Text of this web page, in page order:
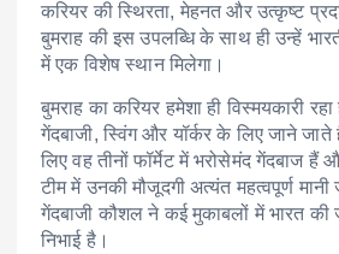
करियर की स्थिरता, मेहनत और उत्कृष्ट
बुमराह की इस उपलब्धि के साथ ही उन्हें
में एक विशेष स्थान मिलेगा।
बुमराह का करियर हमेशा ही विस्मयकारी
गेंदबाजी, स्विंग और यॉर्कर के लिए जाने
लिए वह तीनों फॉर्मेट में भरोसेमंद गेंदबाज हैं
टीम में उनकी मौजूदगी अत्यंत महत्वपूर्ण
गेंदबाजी कौशल ने कई मुकाबलों में भारत की
निभाई है।